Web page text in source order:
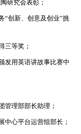
研究会表彰；
“创新、创意及创业”挑
三等奖；
发用英语讲故事比赛中
管理部部长助理；
中心平台运营组部长；